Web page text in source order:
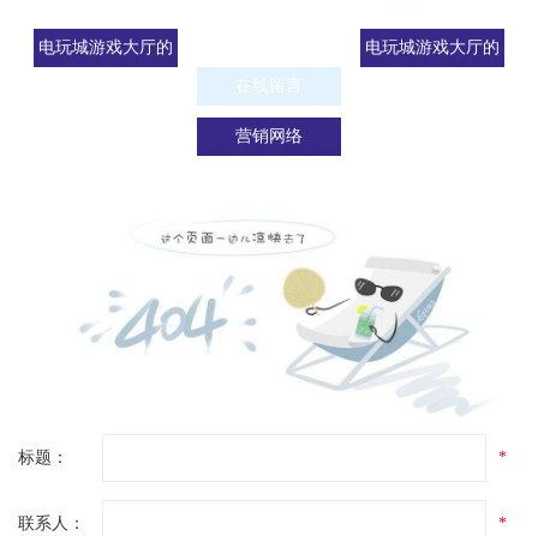
电玩城游戏大厅的
在线留言
电玩城游戏大厅的
营销网络
标题： *
联系人： *